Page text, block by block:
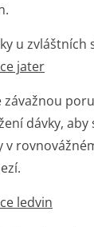
u zvláštních
jater
závažnou
dávky,
v
ledvin